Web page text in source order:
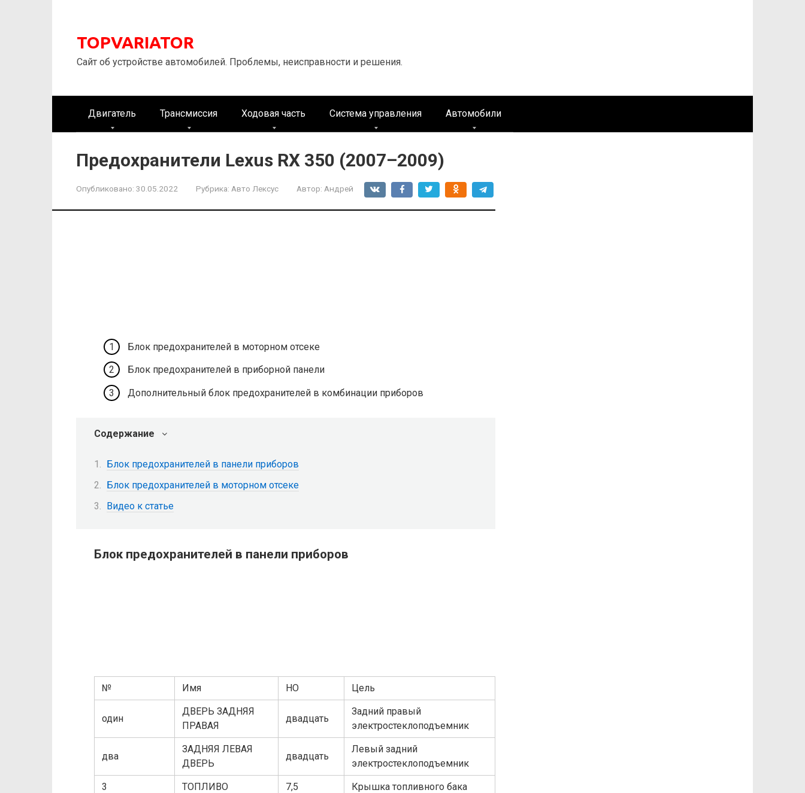
TOPVARIATOR
Сайт об устройстве автомобилей. Проблемы, неисправности и решения.
Двигатель Трансмиссия Ходовая часть Система управления Автомобили
Предохранители Lexus RX 350 (2007–2009)
Опубликовано: 30.05.2022 Рубрика: Авто Лексус Автор: Андрей
Блок предохранителей в моторном отсеке
Блок предохранителей в приборной панели
Дополнительный блок предохранителей в комбинации приборов
Содержание
Блок предохранителей в панели приборов
Блок предохранителей в моторном отсеке
Видео к статье
Блок предохранителей в панели приборов
№ Имя НО Цель
один
ДВЕРЬ ЗАДНЯЯ
ПРАВАЯ
двадцать
Задний правый
электростеклоподъемник
два
ЗАДНЯЯ ЛЕВАЯ
ДВЕРЬ
двадцать
Левый задний
электростеклоподъемник
3 ТОПЛИВО 7,5 Крышка топливного бака